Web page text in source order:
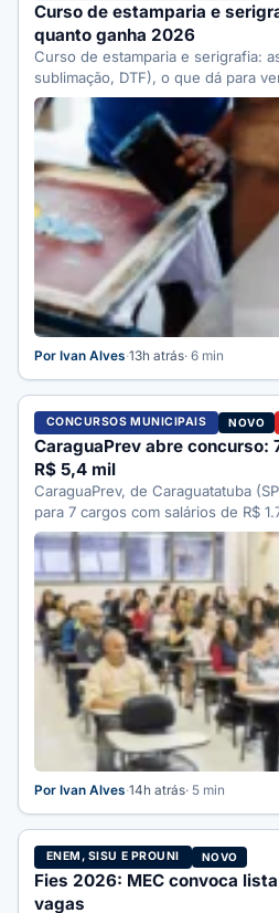
Curso de estamparia e
quanto ganha 2026
Curso de estamparia e serigrafia:
sublimação, DTF), o que dá para
quanto…
Por Ivan Alves·13h atrás· 6 min
CONCURSOS MUNICIPAIS NOVO
CaraguaPrev abre concurso:
R$ 5,4 mil
CaraguaPrev, de Caraguatatuba
para 7 cargos com salários de R$
Por Ivan Alves·14h atrás· 5 min
ENEM, SISU E PROUNI NOVO
Fies 2026: MEC convoca
vagas